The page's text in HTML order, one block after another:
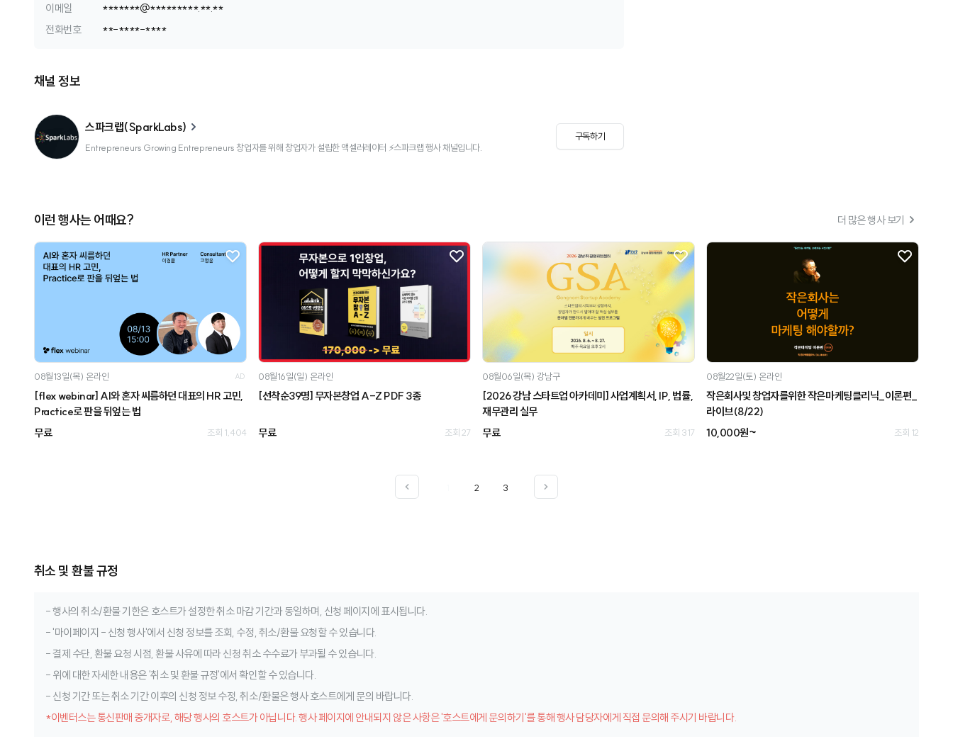
이메일
*******@*********.**.**
전화번호
**-****-****
채널 정보
스파크랩(SparkLabs)
Entrepreneurs Growing Entrepreneurs 창업자를 위해 창업자가 설립한 액셀러레이터 ⚡스파크랩 행사 채널입니다.
구독하기
이런 행사는 어때요? 더 많은 행사 보기
08월13일(목) 온라인 AD
[flex webinar] AI와 혼자 씨름하던 대표의 HR 고민,
Practice로 판을 뒤엎는 법
무료
조회 1,404
08월16일(일) 온라인
[선착순39명] 무자본창업 A-Z PDF 3종
무료 조회 27
08월06일(목) 강남구
[2026 강남 스타트업 아카데미] 사업계획서, IP, 법률,
재무관리 실무
무료
조회 317
08월22일(토) 온라인
작은회사및 창업자를위한 작은마케팅클리닉_이론편_
라이브(8/22)
10,000원~
조회 12
2 3
취소 및 환불 규정
- 행사의 취소/환불 기한은 호스트가 설정한 취소 마감 기간과 동일하며, 신청 페이지에 표시됩니다.
- '마이페이지 - 신청 행사'에서 신청 정보를 조회, 수정, 취소/환불 요청할 수 있습니다.
- 결제 수단, 환불 요청 시점, 환불 사유에 따라 신청 취소 수수료가 부과될 수 있습니다.
- 위에 대한 자세한 내용은 '취소 및 환불 규정'에서 확인할 수 있습니다.
- 신청 기간 또는 취소 기간 이후의 신청 정보 수정, 취소/환불은 행사 호스트에게 문의 바랍니다.
*이벤터스는 통신판매 중개자로, 해당 행사의 호스트가 아닙니다. 행사 페이지에 안내되지 않은 사항은 '호스트에게 문의하기'를 통해 행사 담당자에게 직접 문의해 주시기 바랍니다.